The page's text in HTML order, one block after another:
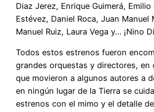
Diaz Jerez, Enrique Guimerá, Emilio
Estévez, Daniel Roca, Juan Manuel
Manuel Ruiz, Laura Vega y… ¡Nino
Todos estos estrenos fueron
grandes orquestas y directores, en
que movieron a algunos autores a
en ningún lugar de la Tierra se
estrenos con el mimo y el detalle